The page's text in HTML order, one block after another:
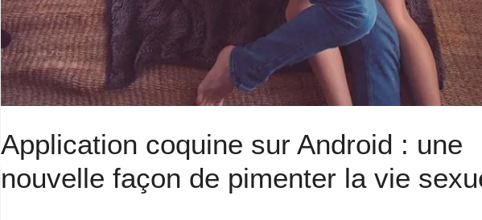
Application coquine sur Android : une
nouvelle façon de pimenter la vie